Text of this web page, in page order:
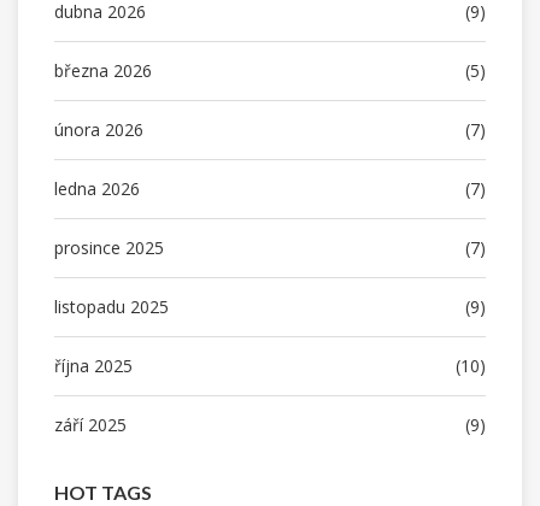
dubna 2026 (9)
března 2026 (5)
února 2026 (7)
ledna 2026 (7)
prosince 2025 (7)
listopadu 2025 (9)
října 2025 (10)
září 2025 (9)
HOT TAGS